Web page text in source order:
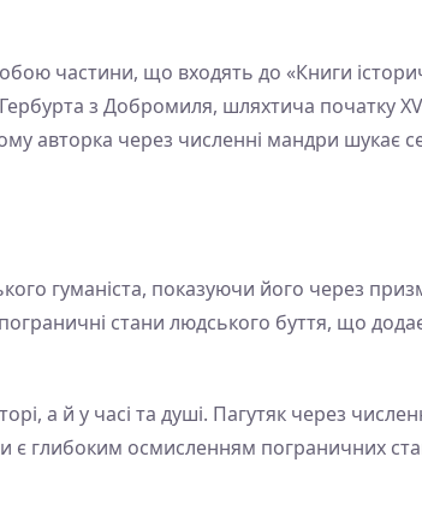
частини, що входять до «Книги
з Добромиля, шляхтича початку
авторка через численні мандри шукає
гуманіста, показуючи його через
стани людського буття, що
а й у часі та душі. Пагутяк через
є глибоким осмисленням пограничних